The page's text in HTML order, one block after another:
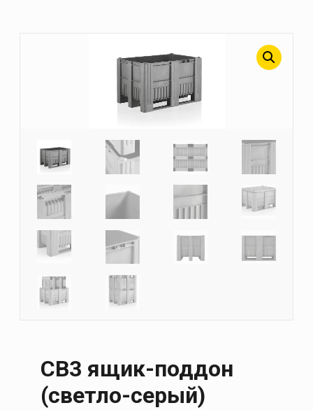
CB3 ящик-поддон
(светло-серый)